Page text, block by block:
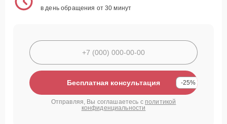
в день обращения от 30 минут
Бесплатная консультация -25%
Отправляя, Вы соглашаетесь с политикой
конфиденциальности